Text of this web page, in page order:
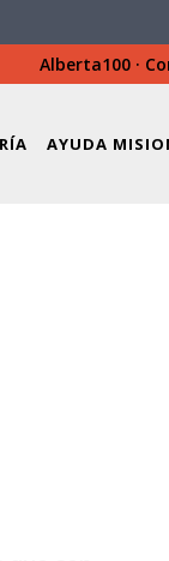
Alberta100 ·
AYUDA